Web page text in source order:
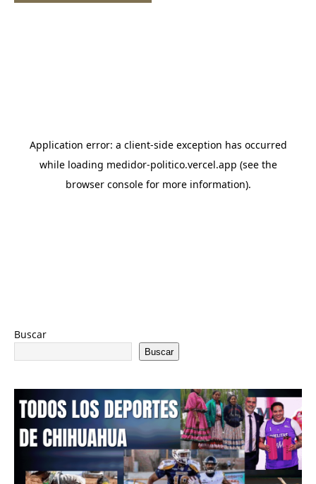
Buscar
Buscar